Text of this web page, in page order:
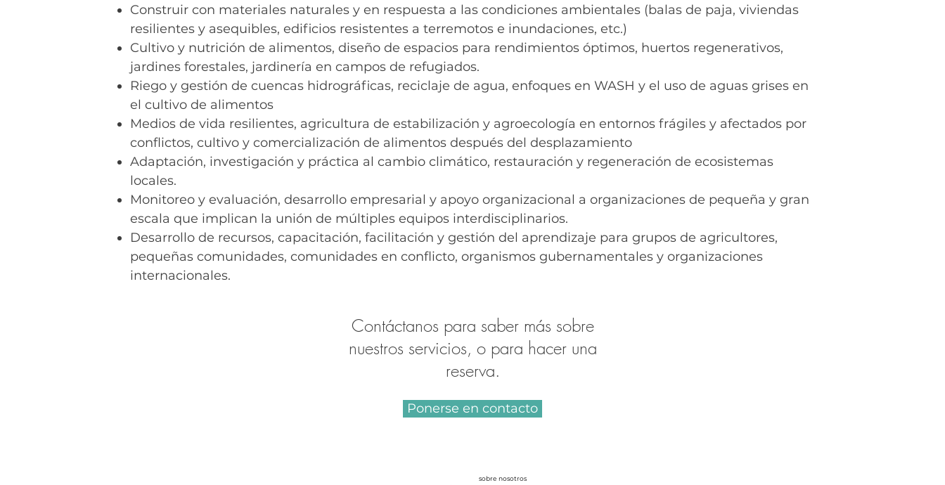
Construir con materiales naturales y en respuesta a las condiciones ambientales (balas de paja, viviendas
resilientes y asequibles, edificios resistentes a terremotos e inundaciones, etc.)
Cultivo y nutrición de alimentos, diseño de espacios para rendimientos óptimos, huertos regenerativos,
jardines forestales, jardinería en campos de refugiados.
Riego y gestión de cuencas hidrográficas, reciclaje de agua, enfoques en WASH y el uso de aguas grises en
el cultivo de alimentos
Medios de vida resilientes, agricultura de estabilización y agroecología en entornos frágiles y afectados por
conflictos, cultivo y comercialización de alimentos después del desplazamiento
Adaptación, investigación y práctica al cambio climático, restauración y regeneración de ecosistemas
locales.
Monitoreo y evaluación, desarrollo empresarial y apoyo organizacional a organizaciones de pequeña y gran
escala que implican la unión de múltiples equipos interdisciplinarios.
Desarrollo de recursos, capacitación, facilitación y gestión del aprendizaje para grupos de agricultores,
pequeñas comunidades, comunidades en conflicto, organismos gubernamentales y organizaciones
internacionales.
Contáctanos para saber más sobre
nuestros servicios, o para hacer una
reserva.
Ponerse en contacto
sobre nosotros